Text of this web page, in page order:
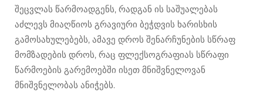
შეცვლას წარმოადგენს, რადგან ის საშუალებას
აძლევს მიაღწიოს გრავიური ბეჭდვის ხარისხის
გამოსახულებებს, ამავე დროს შენარჩუნების სწრაფ
მომზადების დროს, რაც ფლექსოგრაფიას სწრაფი
წარმოების გარემოებში ისეთ მნიშვნელოვან
მნიშვნელობას ანიჭებს.